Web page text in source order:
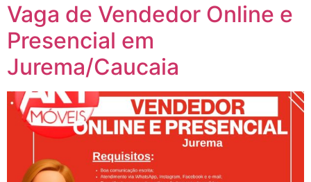
Vaga de Vendedor Online e
Presencial em
Jurema/Caucaia